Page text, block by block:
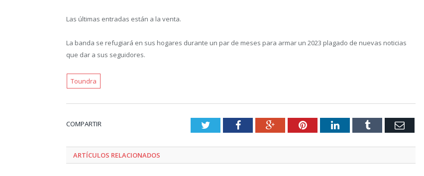
Las últimas entradas están a la venta.
La banda se refugiará en sus hogares durante un par de meses para armar un 2023 plagado de nuevas noticias
que dar a sus seguidores.
Toundra
COMPARTIR TwitterFacebookGoogle+PinterestLinkedInTumblr Email
ARTÍCULOS RELACIONADOS